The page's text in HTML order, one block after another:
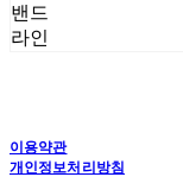
밴드
라인
이용약관
개인정보처리방침